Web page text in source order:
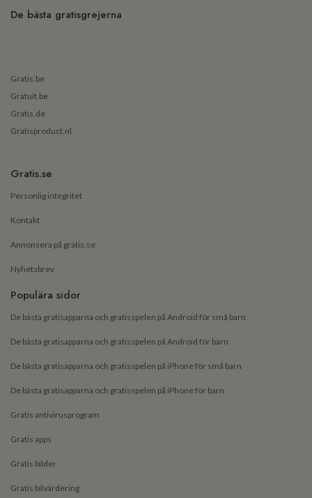
De bästa gratisgrejerna
Gratis.be
Gratuit.be
Gratis.de
Gratisproduct.nl
Gratis.se
Personlig integritet
Kontakt
Annonsera på gratis.se
Nyhetsbrev
Populära sidor
De bästa gratisapparna och gratisspelen på Android för små barn
De bästa gratisapparna och gratisspelen på Android för barn
De bästa gratisapparna och gratisspelen på iPhone för små barn
De bästa gratisapparna och gratisspelen på iPhone för barn
Gratis antivirusprogram
Gratis apps
Gratis bilder
Gratis bilvärdering